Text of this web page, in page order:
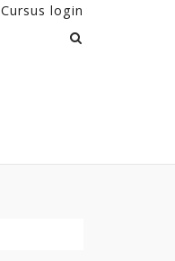
Cursus login